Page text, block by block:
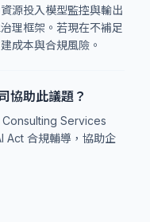
源投入模型監控與輸出
理框架。若現在不補足
成本與合規風險。
協助此議題？
Consulting Services
Act 合規輔導，協助企